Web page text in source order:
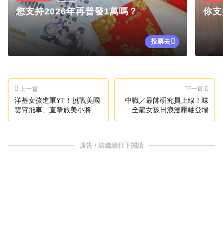
您支持2026年再普發1萬嗎？
投票去
你
上一篇
洋基女孩進軍YT！挑戰美國
雲霄飛車、直擊旅美小將柯
敬賢
下一篇
中職／最帥研究員上線！味
全龍女孩日浪漫壓軸登場
廣告 / 請繼續往下閱讀